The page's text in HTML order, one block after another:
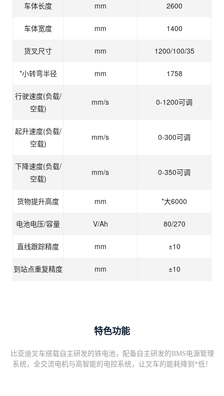
车体长度 mm 2600
车体宽度 mm 1400
货叉尺寸 mm 1200/100/35
*小转弯半径 mm 1758
行驶速度(负载/
空载)
mm/s 0-1200可调
起升速度(负载/
空载)
mm/s 0-300可调
下降速度(负载/
空载)
mm/s 0-350可调
货物提升高度 mm *大6000
电池电压/容量 V/Ah 80/270
直线跟踪精度 mm ±10
到站点重复精度 mm ±10
特色功能
比亚迪叉车搭载自主研发的铁电池，配备自主研发的BMS电源管理
系统，全交流电机与高智能的电控系统，让叉车的能耗降到*低！